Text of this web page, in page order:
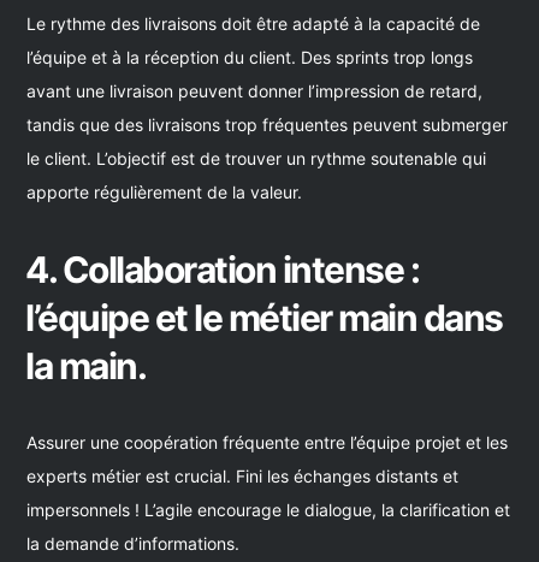
Le rythme des livraisons doit être adapté à la capacité de
l’équipe et à la réception du client. Des sprints trop longs
avant une livraison peuvent donner l’impression de retard,
tandis que des livraisons trop fréquentes peuvent submerger
le client. L’objectif est de trouver un rythme soutenable qui
apporte régulièrement de la valeur.
4. Collaboration intense :
l’équipe et le métier main dans
la main.
Assurer une coopération fréquente entre l’équipe projet et les
experts métier est crucial. Fini les échanges distants et
impersonnels ! L’agile encourage le dialogue, la clarification et
la demande d’informations.